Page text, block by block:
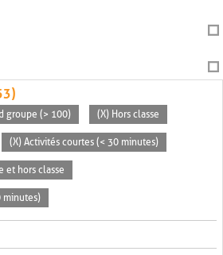
groupe (> 100) (X) Hors classe
(X) Activités courtes (< 30 minutes)
et hors classe
minutes)